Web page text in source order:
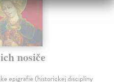
nosiče
epigrafie (historickej disciplíny